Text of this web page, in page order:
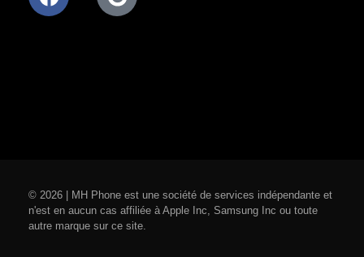
© 2026 | MH Phone est une société de services indépendante et
n'est en aucun cas affiliée à Apple Inc, Samsung Inc ou toute
autre marque sur ce site.